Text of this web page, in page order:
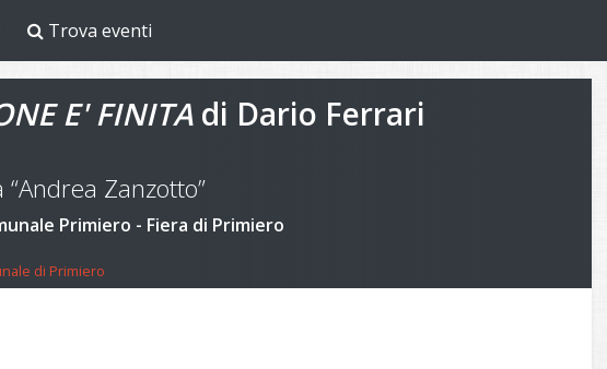
Trova eventi
E' FINITA di Dario Ferrari
Zanzotto”
Primiero - Fiera di Primiero
di Primiero